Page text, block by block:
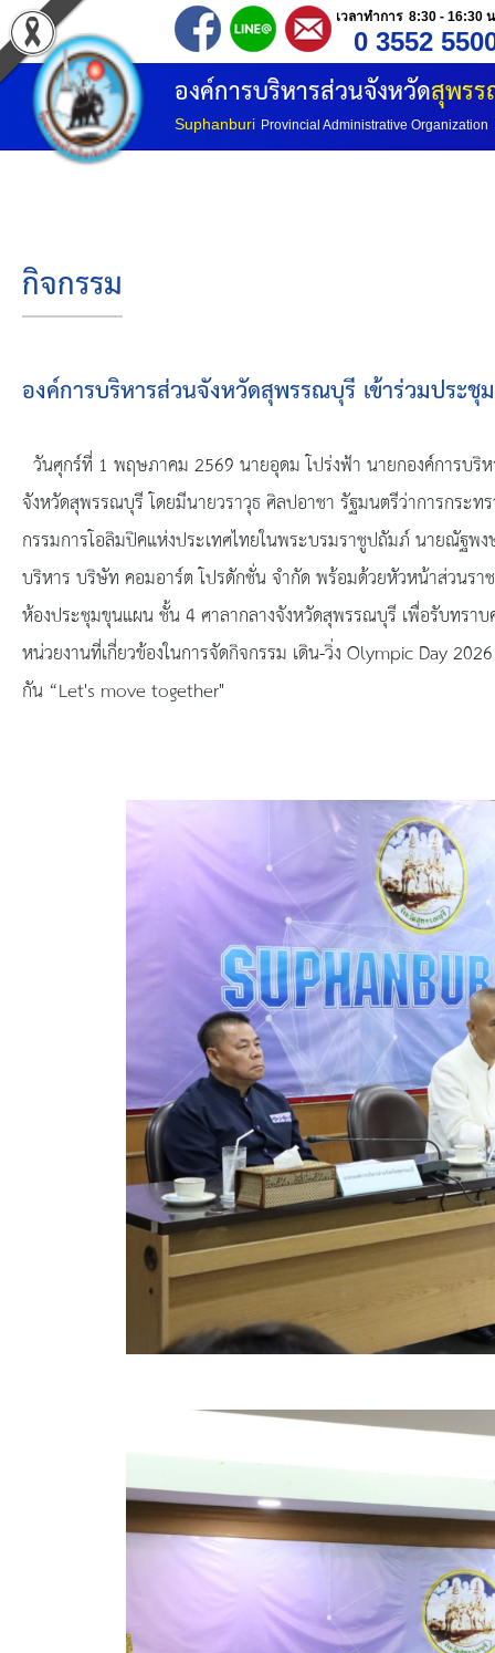
เวลาทำการ 8:30 - 16:30
0 3552
องค์การบริหารส่วนจังหวัดสุพร
Suphanburi Provincial Administrative Organization
หน้าแรก
ประวัติ อบจ
โครงสร้างองค์กร
โครงสร้างการแบ่งส่วนราชการ
ยุทธศาสตร์การพัฒนา
ประวัตินายก
รายการ อบจ.สัมพันธ์
กิจกรรม
ประกาศจัดซื้อ-จัดจ้าง
ประกาศจัดซื้อ-จัดจ้างภาครัฐ
รายงานผู้ใช้บริการกล้อง CCTV
ข้อมูลการเลือกตั้ง
นโยบายคุ้มครองข้อมูลส่วนบุคคล
ผลงาน
มาตรฐานกำหนดตำแหน่ง
VDO Present
ประกาศแผนการจัดซื้อจัดจ้าง
ประกาศแผนการจัดหาพัสดุ
รายงานผลการจัดซื้อจัดจ้างประจำปีงบประมาณ
สรุปผลการดำเนินงานจัดซื้อจัดจ้างในรอบเดือน (สข
ประกาศผู้ชนะการเสนอราคา
ประกาศราคากลาง
กิจกรรม
องค์การบริหารส่วนจังหวัดสุพรรณบุรี เข้าร่วมประ
วันศุกร์ที่ 1 พฤษภาคม 2569 นายอุดม โปร่งฟ้า นายกองค์การบริ
จังหวัดสุพรรณบุรี โดยมีนายวราวุธ ศิลปอาชา รัฐมนตรีว่าการกระ
กรรมการโอลิมปิคแห่งประเทศไทยในพระบรมราชูปถัมภ์ นายณัฐ
บริหาร บริษัท คอมอาร์ต โปรดักชั่น จำกัด พร้อมด้วยหัวหน้าส่วนร
ห้องประชุมขุนแผน ชั้น 4 ศาลากลางจังหวัดสุพรรณบุรี เพื่อรับทรา
หน่วยงานที่เกี่ยวข้องในการจัดกิจกรรม เดิน-วิ่ง Olympic Day
กัน “Let's move together"